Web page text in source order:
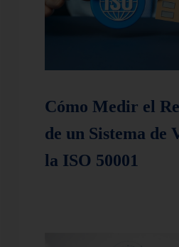
Cómo Medir el
de un Sistema de
la ISO 50001